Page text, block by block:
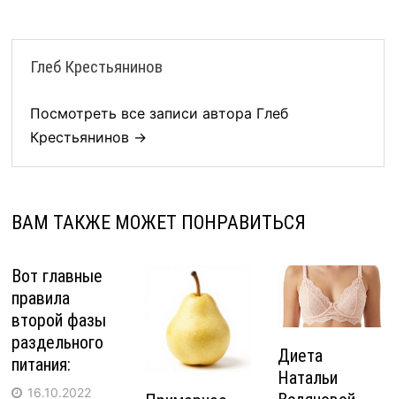
Глеб Крестьянинов
Посмотреть все записи автора Глеб
Крестьянинов →
ВАМ ТАКЖЕ МОЖЕТ ПОНРАВИТЬСЯ
Вот главные
правила
второй фазы
раздельного
питания:
16.10.2022
Диета
Натальи